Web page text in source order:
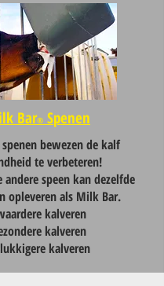
Bar® Spenen
bewezen de kalf
te verbeteren!
andere speen kan dezelfde
opleveren als Milk Bar.
kalveren
kalveren
kalveren